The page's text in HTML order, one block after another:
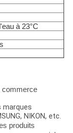
à 23°C
commerce
marques
NIKON, etc.
produits